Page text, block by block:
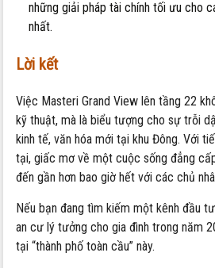
những giải pháp tài chính tối ưu cho
nhất.
Lời kết
Việc Masteri Grand View lên tầng 22
kỹ thuật, mà là biểu tượng cho sự trỗi
kinh tế, văn hóa mới tại khu Đông. Với
tại, giấc mơ về một cuộc sống đẳng
đến gần hơn bao giờ hết với các chủ
Nếu bạn đang tìm kiếm một kênh đầu
an cư lý tưởng cho gia đình trong năm
tại “thành phố toàn cầu” này.